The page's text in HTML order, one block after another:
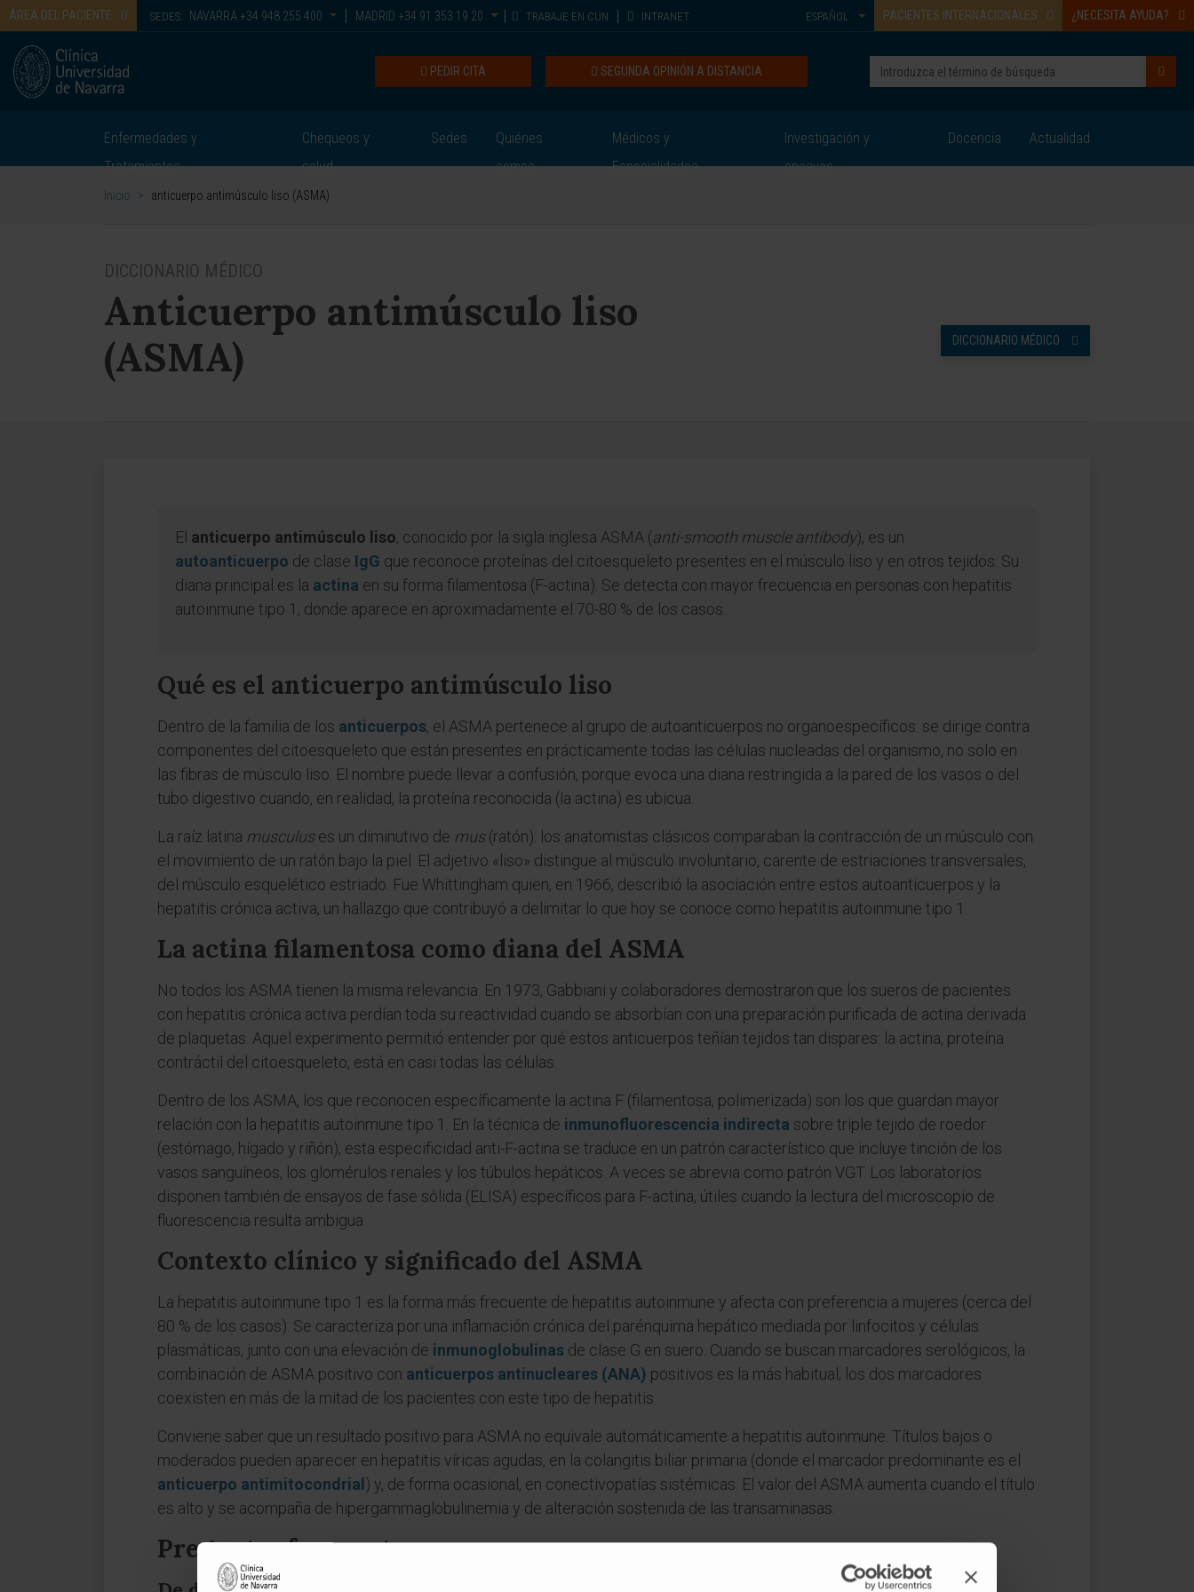
ÁREA DEL PACIENTE SEDES: NAVARRA +34 948 255 400 MADRID +34 91 353 19 20 TRABAJE EN CUN INTRANET PACIENTES INTERNACIONALES ¿NECESITA AYUDA?
ESPAÑOL
SEGUNDA OPINIÓN A DISTANCIA
PEDIR CITA
Enfermedades y
Tratamientos
Chequeos y
salud
Sedes
Quiénes
somos
Médicos y
Especialidades
Investigación y
ensayos
Docencia Actualidad
Inicio > anticuerpo antimúsculo liso (ASMA)
DICCIONARIO MÉDICO
Anticuerpo antimúsculo liso
(ASMA)
DICCIONARIO MÉDICO
El anticuerpo antimúsculo liso, conocido por la sigla inglesa ASMA (anti-smooth muscle antibody), es un
autoanticuerpo de clase IgG que reconoce proteínas del citoesqueleto presentes en el músculo liso y en otros tejidos. Su
diana principal es la actina en su forma filamentosa (F-actina). Se detecta con mayor frecuencia en personas con hepatitis
autoinmune tipo 1, donde aparece en aproximadamente el 70-80 % de los casos.
Qué es el anticuerpo antimúsculo liso
Dentro de la familia de los anticuerpos, el ASMA pertenece al grupo de autoanticuerpos no organoespecíficos: se dirige contra
componentes del citoesqueleto que están presentes en prácticamente todas las células nucleadas del organismo, no solo en
las fibras de músculo liso. El nombre puede llevar a confusión, porque evoca una diana restringida a la pared de los vasos o del
tubo digestivo cuando, en realidad, la proteína reconocida (la actina) es ubicua.
La raíz latina musculuses un diminutivo de mus(ratón): los anatomistas clásicos comparaban la contracción de un músculo con
el movimiento de un ratón bajo la piel. El adjetivo «liso» distingue al músculo involuntario, carente de estriaciones transversales,
del músculo esquelético estriado. Fue Whittingham quien, en 1966, describió la asociación entre estos autoanticuerpos y la
hepatitis crónica activa, un hallazgo que contribuyó a delimitar lo que hoy se conoce como hepatitis autoinmune tipo 1.
La actina filamentosa como diana del ASMA
No todos los ASMA tienen la misma relevancia. En 1973, Gabbiani y colaboradores demostraron que los sueros de pacientes
con hepatitis crónica activa perdían toda su reactividad cuando se absorbían con una preparación purificada de actina derivada
de plaquetas. Aquel experimento permitió entender por qué estos anticuerpos teñían tejidos tan dispares: la actina, proteína
contráctil del citoesqueleto, está en casi todas las células.
Dentro de los ASMA, los que reconocen específicamente la actina F (filamentosa, polimerizada) son los que guardan mayor
relación con la hepatitis autoinmune tipo 1. En la técnica de inmunofluorescencia indirecta sobre triple tejido de roedor
(estómago, hígado y riñón), esta especificidad anti-F-actina se traduce en un patrón característico que incluye tinción de los
vasos sanguíneos, los glomérulos renales y los túbulos hepáticos. A veces se abrevia como patrón VGT. Los laboratorios
disponen también de ensayos de fase sólida (ELISA) específicos para F-actina, útiles cuando la lectura del microscopio de
fluorescencia resulta ambigua.
Contexto clínico y significado del ASMA
La hepatitis autoinmune tipo 1 es la forma más frecuente de hepatitis autoinmune y afecta con preferencia a mujeres (cerca del
80 % de los casos). Se caracteriza por una inflamación crónica del parénquima hepático mediada por linfocitos y células
plasmáticas, junto con una elevación de inmunoglobulinas de clase G en suero. Cuando se buscan marcadores serológicos, la
combinación de ASMA positivo con anticuerpos antinucleares (ANA) positivos es la más habitual; los dos marcadores
coexisten en más de la mitad de los pacientes con este tipo de hepatitis.
Conviene saber que un resultado positivo para ASMA no equivale automáticamente a hepatitis autoinmune. Títulos bajos o
moderados pueden aparecer en hepatitis víricas agudas, en la colangitis biliar primaria (donde el marcador predominante es el
anticuerpo antimitocondrial ) y, de forma ocasional, en conectivopatías sistémicas. El valor del ASMA aumenta cuando el título
es alto y se acompaña de hipergammaglobulinemia y de alteración sostenida de las transaminasas.
Preguntas frecuentes